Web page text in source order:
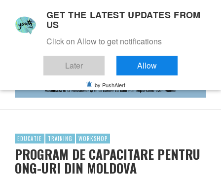
EDUCATIE TRAINING WORKSHOP
PROGRAM DE CAPACITARE PENTRU
ONG-URI DIN MOLDOVA
GET THE LATEST UPDATES FROM
US
Click on Allow to get notifications
Later Allow
by PushAlert